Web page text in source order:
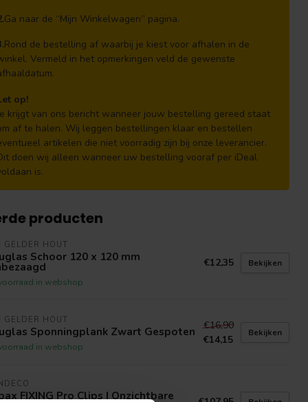
Ga naar de “Mijn Winkelwagen” pagina.
Rond de bestelling af waarbij je kiest voor afhalen in de
Vermeld in het opmerkingen veld de gewenste
op!
krijgt van ons bericht wanneer jouw bestelling gereed staat
af te halen. Wij leggen bestellingen klaar en bestellen
artikelen die niet voorradig zijn bij onze leverancier.
doen wij alleen wanneer uw bestelling vooraf per iDeal
is.
producten
GELDER HOUT
Schoor 120 x 120 mm
in webshop
€12,35 Bekijken
GELDER HOUT
Sponningplank Zwart Gespoten
in webshop
€16,90
€14,15
Bekijken
FIXING Pro Clips | Onzichtbare